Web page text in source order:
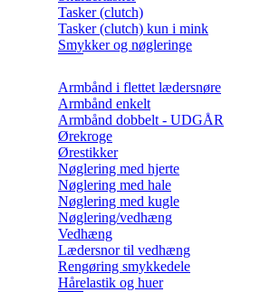
Tasker (clutch)
Tasker (clutch) kun i mink
Smykker og nøgleringe
Armbånd i flettet lædersnøre
Armbånd enkelt
Armbånd dobbelt - UDGÅR
Ørekroge
Ørestikker
Nøglering med hjerte
Nøglering med hale
Nøglering med kugle
Nøglering/vedhæng
Vedhæng
Lædersnor til vedhæng
Rengøring smykkedele
Hårelastik og huer